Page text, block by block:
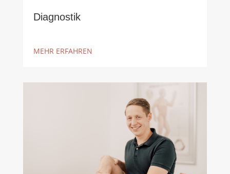
Diagnostik
MEHR ERFAHREN